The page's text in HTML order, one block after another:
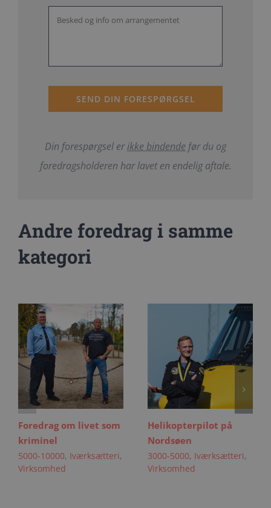
SEND DIN FORESPØRGSEL
Din forespørgsel erikke bindende før du og
foredragsholderen har lavet en endelig aftale.
Andre foredrag i samme
kategori
Foredrag om livet som
kriminel
5000-10000, Iværksætteri,
Virksomhed
Helikopterpilot på
Nordsøen
3000-5000, Iværksætteri,
Virksomhed